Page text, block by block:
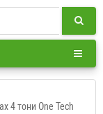
4 тони One Tech